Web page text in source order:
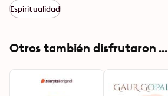
Espiritualidad
Otros también disfrutaron ...